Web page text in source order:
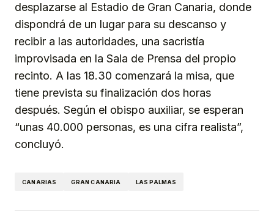
desplazarse al Estadio de Gran Canaria, donde
dispondrá de un lugar para su descanso y
recibir a las autoridades, una sacristía
improvisada en la Sala de Prensa del propio
recinto. A las 18.30 comenzará la misa, que
tiene prevista su finalización dos horas
después. Según el obispo auxiliar, se esperan
“unas 40.000 personas, es una cifra realista”,
concluyó.
CANARIAS GRAN CANARIA LAS PALMAS